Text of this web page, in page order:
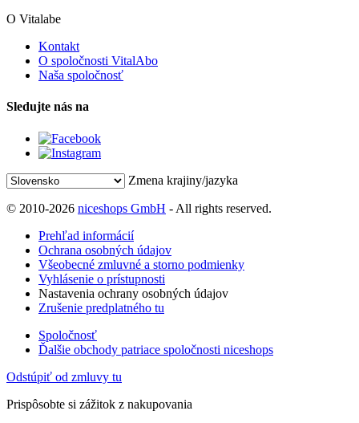
O Vitalabe
Kontakt
O spoločnosti VitalAbo
Naša spoločnosť
Sledujte nás na
Zmena krajiny/jazyka
© 2010-2026 niceshops GmbH - All rights reserved.
Prehľad informácií
Ochrana osobných údajov
Všeobecné zmluvné a storno podmienky
Vyhlásenie o prístupnosti
Nastavenia ochrany osobných údajov
Zrušenie predplatného tu
Spoločnosť
Ďalšie obchody patriace spoločnosti niceshops
Odstúpiť od zmluvy tu
Prispôsobte si zážitok z nakupovania